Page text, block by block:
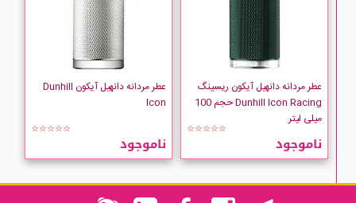
عطر مردانه دانهیل آیکون ریسینگ
Dunhill Icon Racing حجم 100
میلی لیتر
☆☆☆☆☆
ناموجود
عطر مردانه دانهیل آیکون Dunhill
Icon
☆☆☆☆☆
ناموجود